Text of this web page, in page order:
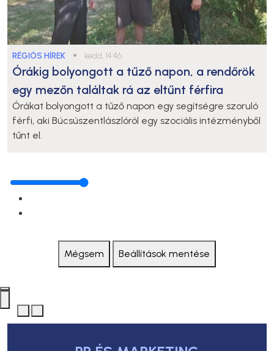
RÉGIÓS HÍREK ● kedd, 14:46
Órákig bolyongott a tűző napon, a rendőrök
egy mezőn találtak rá az eltűnt férfira
Órákat bolyongott a tűző napon egy segítségre szoruló
férfi, aki Búcsúszentlászlóról egy szociális intézményből
tűnt el.
Mégsem Beállítások mentése